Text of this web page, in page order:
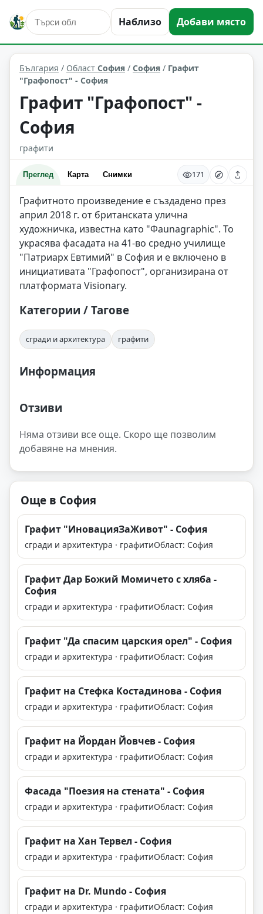
Наблизо Добави място
сгради и архитектура София Област: София
България / Област София / София / Графит
"Графопост" - София
Графит "Графопост" -
София
графити
Преглед Карта Снимки 171
Графитното произведение е създадено през
април 2018 г. от британската улична
художничка, известна като "Фаunagraphic". То
украсява фасадата на 41-во средно училище
"Патриарх Евтимий" в София и е включено в
инициативата "Графопост", организирана от
платформата Visionary.
Категории / Тагове
сгради и архитектура графити
Информация
Отзиви
Няма отзиви все още. Скоро ще позволим
добавяне на мнения.
Още в София
Графит "ИновацияЗаЖивот" - София
сгради и архитектура · графитиОбласт: София
Графит Дар Божий Момичето с хляба -
София
сгради и архитектура · графитиОбласт: София
Графит "Да спасим царския орел" - София
сгради и архитектура · графитиОбласт: София
Графит на Стефка Костадинова - София
сгради и архитектура · графитиОбласт: София
Графит на Йордан Йовчев - София
сгради и архитектура · графитиОбласт: София
Фасада "Поезия на стената" - София
сгради и архитектура · графитиОбласт: София
Графит на Хан Тервел - София
сгради и архитектура · графитиОбласт: София
Графит на Dr. Mundo - София
сгради и архитектура · графитиОбласт: София